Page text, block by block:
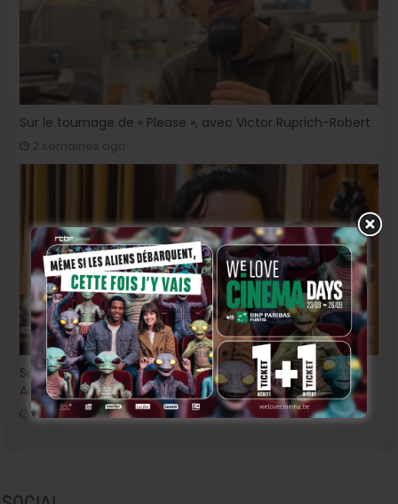
Sur le tournage de « Please », avec Victor Ruprich-Robert
2 semaines ago
Sur le tournage de… « L’Ordre Pourpre », avec Thomas
Ancora
3 semaines ago